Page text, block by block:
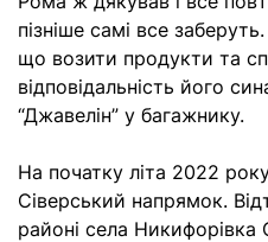
пізніше самі все
що возити продукти та
відповідальність його
“Джавелін” у багажнику.
На початку літа 2022
Сіверський напрямок.
районі села